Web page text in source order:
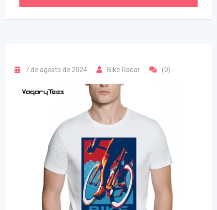
7 de agosto de 2024 Bike Radar (0)